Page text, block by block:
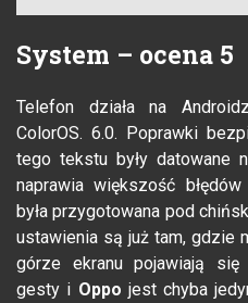
System – ocena 5
Telefon działa na
ColorOS. 6.0. Poprawki
tego tekstu były datowane
naprawia większość
była przygotowana pod
ustawienia są już tam, gdzie
górze ekranu pojawiają
gesty i Oppo jest chyba